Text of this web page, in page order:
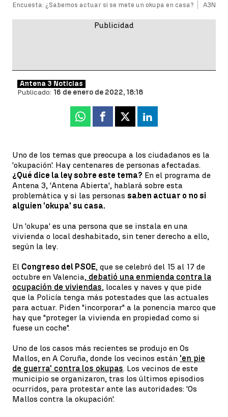
Encuesta: ¿Sabemos actuar si se mete un okupa en casa? A3N
Antena 3 Noticias
Publicado: 16 de enero de 2022, 18:18
Whatsapp
Facebook
X Linkedin
Uno de los temas que preocupa a los ciudadanos es la
'okupación'. Hay centenares de personas afectadas.
¿Qué dice la ley sobre este tema? En el programa de
Antena 3, 'Antena Abierta', hablará sobre esta
problemática y si las personas saben actuar o no si
alguien 'okupa' su casa.
Un 'okupa' es una persona que se instala en una
vivienda o local deshabitado, sin tener derecho a ello,
según la ley.
El Congreso del PSOE, que se celebró del 15 al 17 de
octubre en Valencia, debatió una enmienda contra la
ocupación de viviendas, locales y naves y que pide
que la Policía tenga más potestades que las actuales
para actuar. Piden "incorporar" a la ponencia marco que
hay que "proteger la vivienda en propiedad como si
fuese un coche".
Uno de los casos más recientes se produjo en Os
Mallos, en A Coruña, donde los vecinos están 'en pie
de guerra' contra los okupas. Los vecinos de este
municipio se organizaron, tras los últimos episodios
ocurridos, para protestar ante las autoridades: 'Os
Mallos contra la okupación'.